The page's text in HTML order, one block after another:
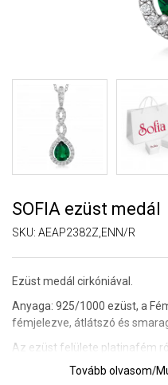
SOFIA ezüst medál
SKU: AEAP2382Z,ENN/R
Ezüst medál cirkóniával.
Anyaga: 925/1000 ezüst, a
fémjelezve, átlátszó és
Az ezüst felülete platinafém
rendelkezik, ami garantálja a
Tovább olvasom/